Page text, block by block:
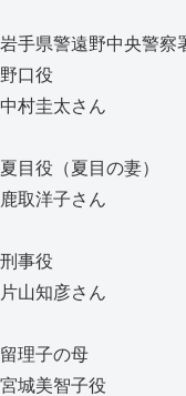
岩手県警遠野中央警察
野口役
中村圭太さん
夏目役（夏目の妻）
鹿取洋子さん
刑事役
片山知彦さん
留理子の母
宮城美智子役